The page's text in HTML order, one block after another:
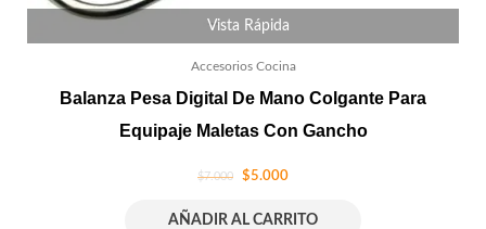
Vista Rápida
Accesorios Cocina
Balanza Pesa Digital De Mano Colgante Para
Equipaje Maletas Con Gancho
$7.000 $5.000
AÑADIR AL CARRITO